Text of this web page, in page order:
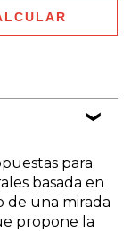
para
basada en
de una mirada
propone la